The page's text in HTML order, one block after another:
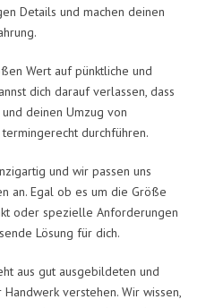
Details und machen deinen
Wert auf pünktliche und
dich darauf verlassen, dass
deinen Umzug von
durchführen.
und wir passen uns
an. Egal ob es um die Größe
oder spezielle Anforderungen
Lösung für dich.
aus gut ausgebildeten und
verstehen. Wir wissen,